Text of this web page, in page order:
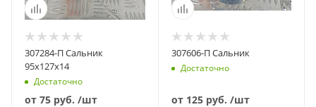
307284-П Сальник
95х127х14
Достаточно
от 75 руб. /шт
307606-П Сальник
Достаточно
от 125 руб. /шт